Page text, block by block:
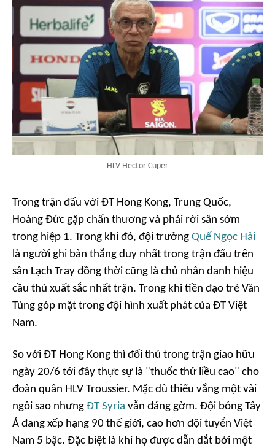
HLV Hector Cuper
Trong trận đấu với ĐT Hong Kong, Trung Quốc,
Hoàng Đức gặp chấn thương và phải rời sân sớm
trong hiệp 1. Trong khi đó, đội trưởng Quế Ngọc Hải
là người ghi bàn thắng duy nhất trong trận đấu trên
sân Lạch Tray đồng thời cũng là chủ nhân danh hiệu
cầu thủ xuất sắc nhất trận. Trong khi tiền đạo trẻ Văn
Tùng góp mặt trong đội hình xuất phát của ĐT Việt
Nam.
So với ĐT Hong Kong thì đối thủ trong trận giao hữu
ngày 20/6 tới đây thực sự là "thuốc thử liều cao" cho
đoàn quân HLV Troussier. Mặc dù thiếu vắng một vài
ngôi sao nhưng ĐT Syria vẫn đáng gờm. Đội bóng Tây
Á đang xếp hạng 90 thế giới, cao hơn đội tuyển Việt
Nam 5 bậc. Đặc biệt là khi họ được dẫn dắt bởi một